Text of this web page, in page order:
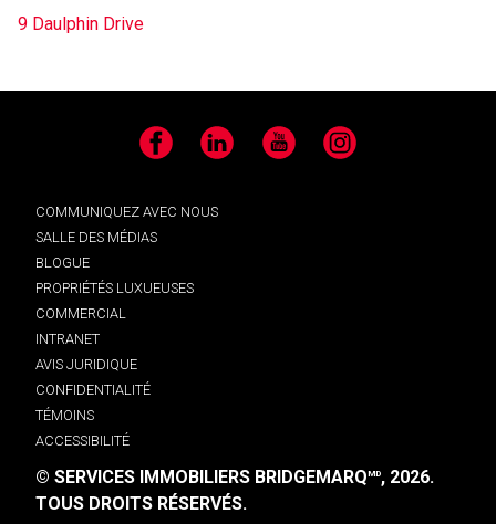
9 Daulphin Drive
Facebook LinkedIn YouTube Instagram
COMMUNIQUEZ AVEC NOUS
SALLE DES MÉDIAS
BLOGUE
PROPRIÉTÉS LUXUEUSES
COMMERCIAL
INTRANET
AVIS JURIDIQUE
CONFIDENTIALITÉ
TÉMOINS
ACCESSIBILITÉ
© SERVICES IMMOBILIERS BRIDGEMARQMD, 2026.
TOUS DROITS RÉSERVÉS.